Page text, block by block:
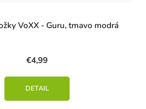
VoXX - Guru, tmavo modrá
€4,99
DETAIL